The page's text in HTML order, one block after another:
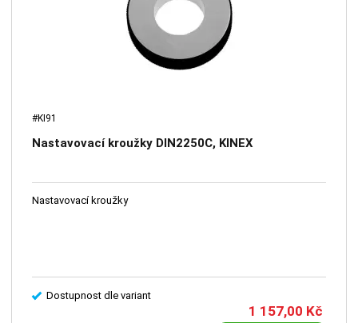
#KI91
Nastavovací kroužky DIN2250C, KINEX
Nastavovací kroužky
Dostupnost dle variant
1 157,00 Kč